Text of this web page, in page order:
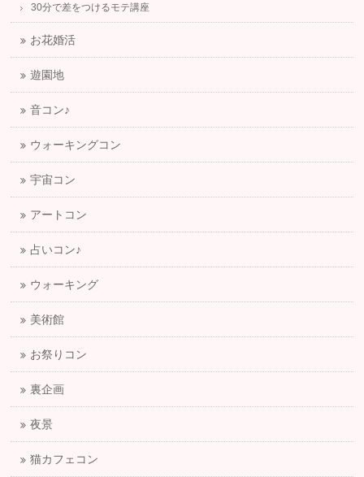
30分で差をつけるモテ講座
お花婚活
遊園地
音コン♪
ウォーキングコン
宇宙コン
アートコン
占いコン♪
ウォーキング
美術館
お祭りコン
裏企画
夜景
猫カフェコン